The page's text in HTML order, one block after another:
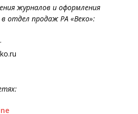
журналов и оформления
отдел продаж РА «Веко»: